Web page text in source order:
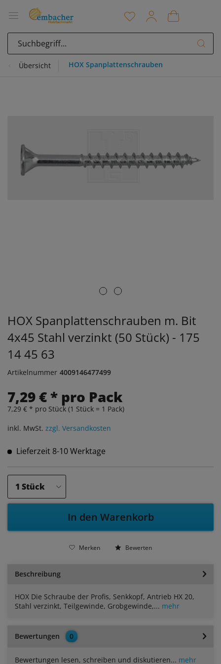
Übersicht HOX Spanplattenschrauben
HOX Spanplattenschrauben m. Bit
4x45 Stahl verzinkt (50 Stück) - 175
14 45 63
Artikelnummer 4009146477499
7,29 € * pro Pack
7,29 € * pro Stück (1 Stück = 1 Pack)
inkl. MwSt. zzgl. Versandkosten
Lieferzeit 8-10 Werktage
In den Warenkorb
Merken Bewerten
Beschreibung
HOX Die Schraube der Profis, Senkkopf, Antrieb HX 20,
Stahl verzinkt, Teilgewinde, Grobgewinde,... mehr
Bewertungen 0
Bewertungen lesen, schreiben und diskutieren... mehr